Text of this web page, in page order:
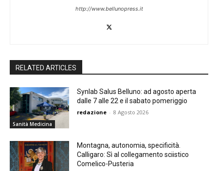
http://www.bellunopress.it
RELATED ARTICLES
Sanità Medicina
Synlab Salus Belluno: ad agosto aperta
dalle 7 alle 22 e il sabato pomeriggio
redazione - 8 Agosto 2026
Montagna, autonomia, specificità.
Calligaro: Sì al collegamento sciistico
Comelico-Pusteria